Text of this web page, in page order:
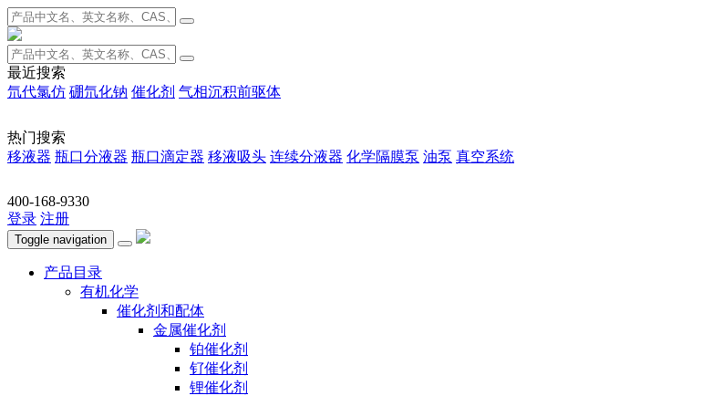
最近搜索
氘代氯仿 硼氘化钠 催化剂 气相沉积前驱体
热门搜索
移液器 瓶口分液器 瓶口滴定器 移液吸头 连续分液器 化学隔膜泵 油泵 真空系统
400-168-9330
登录 注册
Toggle navigation
产品目录
有机化学
催化剂和配体
金属催化剂
铂催化剂
钌催化剂
锂催化剂